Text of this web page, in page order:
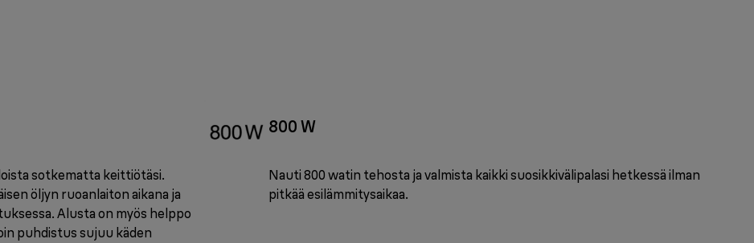
sotkematta keittiötäsi.
öljyn ruoanlaiton aikana ja
Alusta on myös helppo
puhdistus sujuu käden
800 W
Nauti 800 watin tehosta ja valmista kaikki suosikkivälipalasi hetkessä ilman
pitkää esilämmitysaikaa.